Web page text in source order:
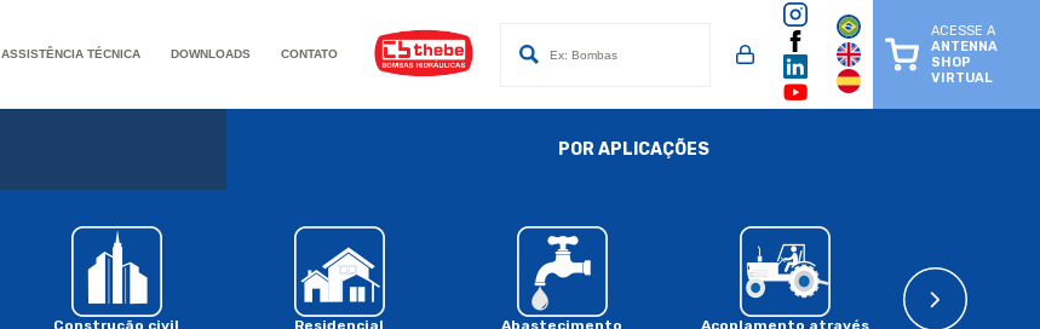
ASSISTÊNCIA TÉCNICA DOWNLOADS CONTATO
ACESSE A
ANTENNA
SHOP
VIRTUAL
POR APLICAÇÕES
Construção civil Residencial
Abastecimento
Acoplamento através